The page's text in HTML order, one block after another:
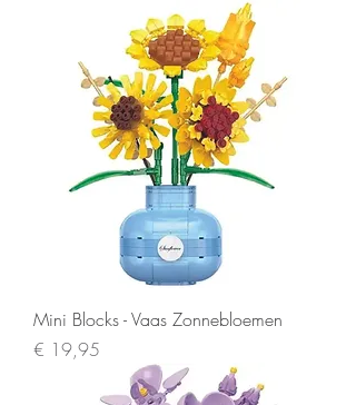
Mini Blocks - Vaas Zonnebloemen
Prijs
€ 19,95